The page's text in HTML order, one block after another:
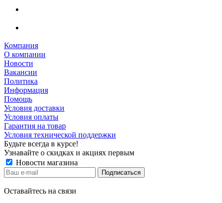
Компания
О компании
Новости
Вакансии
Политика
Информация
Помощь
Условия доставки
Условия оплаты
Гарантия на товар
Условия технической поддержки
Будьте всегда в курсе!
Узнавайте о скидках и акциях первым
Новости магазина
Оставайтесь на связи